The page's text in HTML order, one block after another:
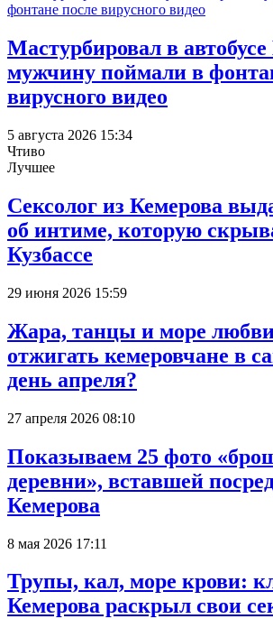
Мастурбировал в
мужчину поймали в
вирусного видео
5 августа 2026 15:34
Чтиво
Лучшее
Сексолог из Кемерова
об интиме, которую
Кузбассе
29 июня 2026 15:59
Жара, танцы и море
отжигать кемеровчане в
день апреля?
27 апреля 2026 08:10
Показываем 25 фото
деревни», вставшей
Кемерова
8 мая 2026 17:11
Трупы, кал, море крови:
Кемерова раскрыл свои